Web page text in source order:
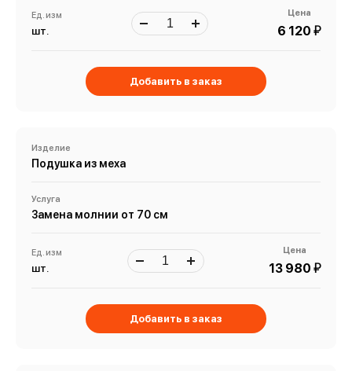
Ед. изм
шт.
Цена
6 120 й
Добавить в заказ
Изделие
Подушка из меха
Услуга
Замена молнии от 70 см
Ед. изм
шт.
Цена
13 980 й
Добавить в заказ